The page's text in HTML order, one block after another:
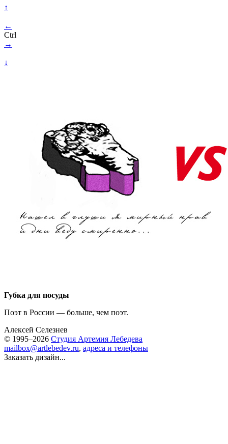
↑
←
Ctrl
→
↓
Губка для посуды
Поэт в России — больше, чем поэт.
Алексей Селезнев
© 1995–2026 Студия Артемия Лебедева
mailbox@artlebedev.ru, адреса и телефоны
Заказать дизайн...